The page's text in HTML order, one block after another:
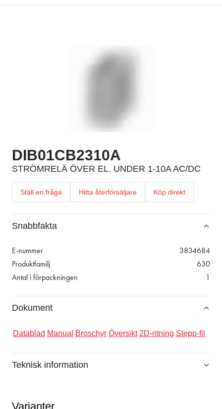
DIB01CB2310A
STRÖMRELÄ ÖVER EL. UNDER 1-10A AC/DC
Ställ en fråga Hitta återförsäljare Köp direkt
Snabbfakta
E-nummer
3834684
Produktfamilj
630
Antal i förpackningen
1
Dokument
Datablad Manual Broschyr Översikt 2D-ritning Stepp-fil
Teknisk information
Varianter